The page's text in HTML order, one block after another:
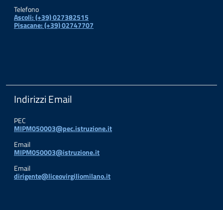
Telefono
Ascoli: (+39) 027382515
Pisacane: (+39) 02747707
Indirizzi Email
PEC
MIPM050003@pec.istruzione.it
Email
MIPM050003@istruzione.it
Email
dirigente@liceovirgiliomilano.it